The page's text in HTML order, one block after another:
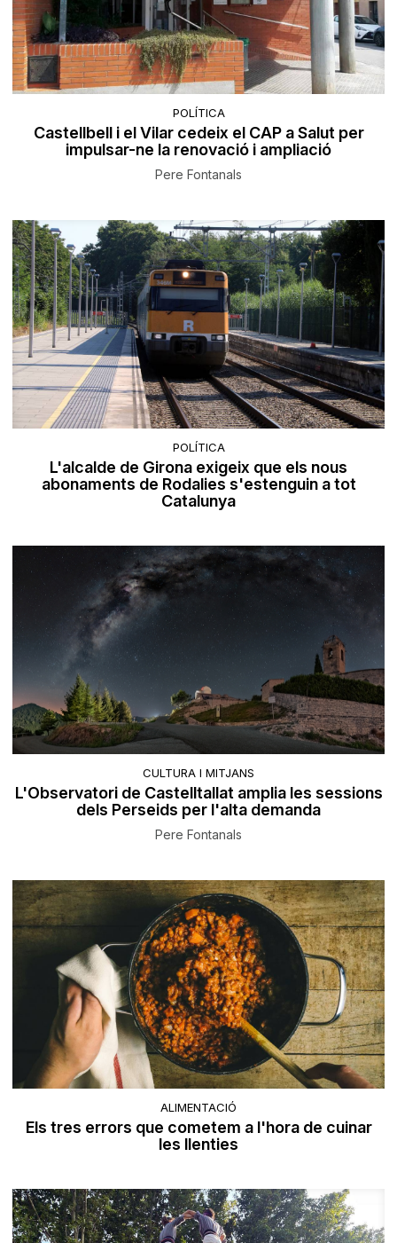
POLÍTICA
Castellbell i el Vilar cedeix el CAP a Salut per
impulsar-ne la renovació i ampliació
Pere Fontanals
POLÍTICA
L'alcalde de Girona exigeix que els nous
abonaments de Rodalies s'estenguin a tot
Catalunya
CULTURA I MITJANS
L'Observatori de Castelltallat amplia les sessions
dels Perseids per l'alta demanda
Pere Fontanals
ALIMENTACIÓ
​Els tres errors que cometem a l'hora de cuinar
les llenties